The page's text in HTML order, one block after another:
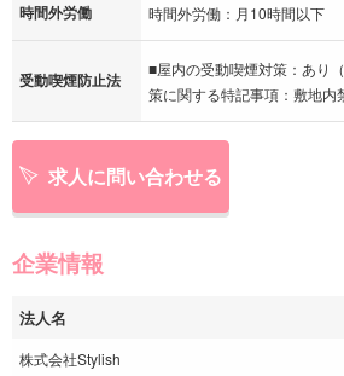
時間外労働 時間外労働：月10時間以下
受動喫煙防止法
■屋内の受動喫煙対策：あり
策に関する特記事項：敷地内
求人に問い合わせる
企業情報
法人名
株式会社Stylish